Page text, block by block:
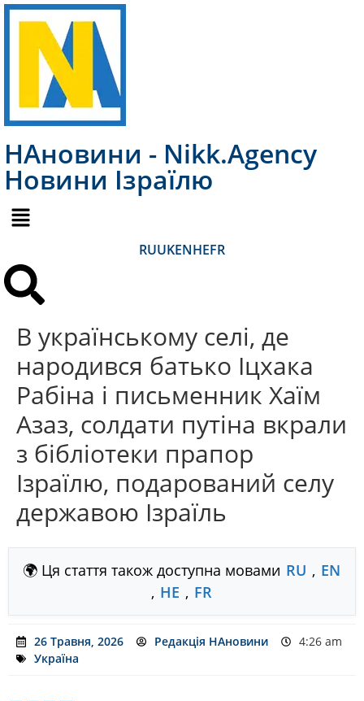
НАновини - Nikk.Agency
Новини Ізраїлю
RUUKENHEFR
В українському селі, де
народився батько Іцхака
Рабіна і письменник Хаїм
Азаз, солдати путіна вкрали
з бібліотеки прапор
Ізраїлю, подарований селу
державою Ізраїль
🌍 Ця стаття також доступна мовами RU , EN
, HE , FR
26 Травня, 2026 Редакція НАновини
4:26 am
Україна